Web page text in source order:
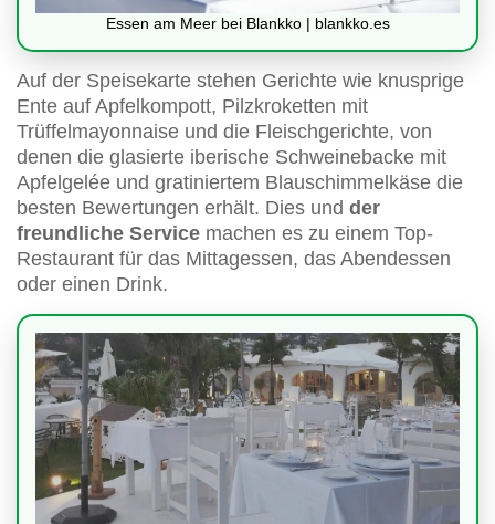
Essen am Meer bei Blankko | blankko.es
Auf der Speisekarte stehen Gerichte wie knusprige
Ente auf Apfelkompott, Pilzkroketten mit
Trüffelmayonnaise und die Fleischgerichte, von
denen die glasierte iberische Schweinebacke mit
Apfelgelée und gratiniertem Blauschimmelkäse die
besten Bewertungen erhält. Dies und der
freundliche Service machen es zu einem Top-
Restaurant für das Mittagessen, das Abendessen
oder einen Drink.